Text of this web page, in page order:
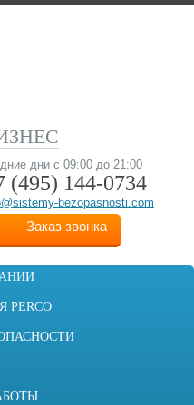
дни с 09:00 до 21:00
(495) 144-0734
bezopasnosti.com
Заказ звонка